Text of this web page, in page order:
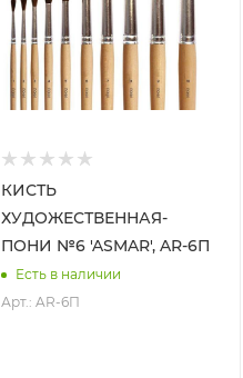
КИСТЬ
ХУДОЖЕСТВЕННАЯ-
ПОНИ №6 'ASMAR', AR-6П
Есть в наличии
Арт.: AR-6П